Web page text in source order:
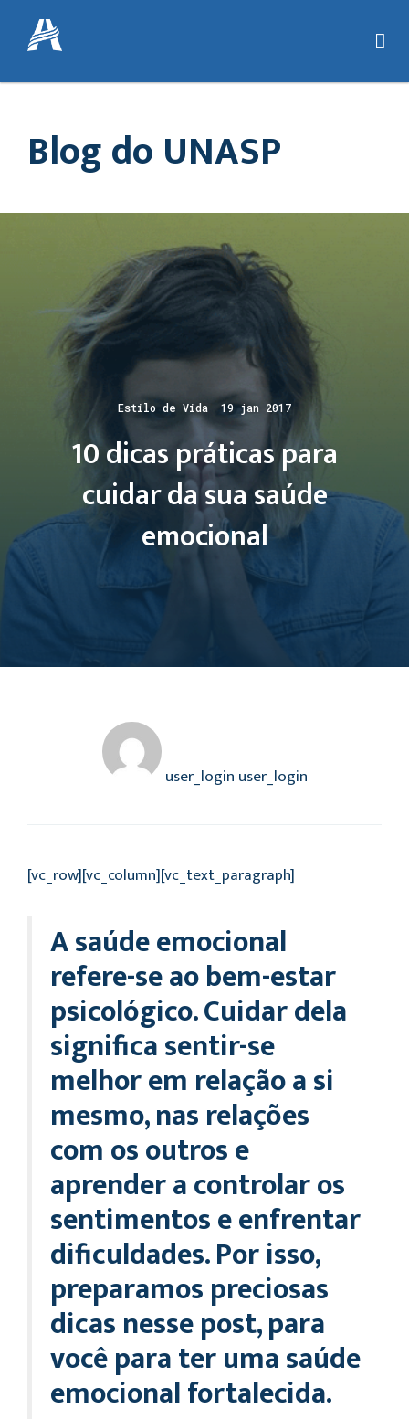
Blog do UNASP
Estilo de Vida 19 jan 2017
10 dicas práticas para
cuidar da sua saúde
emocional
user_login user_login
[vc_row][vc_column][vc_text_paragraph]
A saúde emocional
refere-se ao bem-estar
psicológico. Cuidar dela
significa sentir-se
melhor em relação a si
mesmo, nas relações
com os outros e
aprender a controlar os
sentimentos e enfrentar
dificuldades. Por isso,
preparamos preciosas
dicas nesse post, para
você para ter uma saúde
emocional fortalecida.